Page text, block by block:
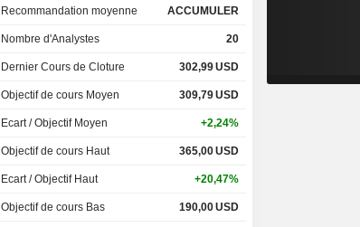
Recommandation moyenne ACCUMULER
Nombre d'Analystes 20
Dernier Cours de Cloture 302,99USD
Objectif de cours Moyen 309,79USD
Ecart / Objectif Moyen +2,24%
Objectif de cours Haut 365,00USD
Ecart / Objectif Haut +20,47%
Objectif de cours Bas 190,00USD